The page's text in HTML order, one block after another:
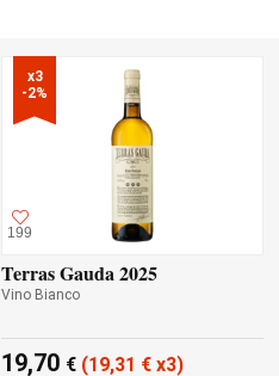
x3
-2%
199
Terras Gauda 2025
Vino Bianco
19,70 € (19,31 € x3)